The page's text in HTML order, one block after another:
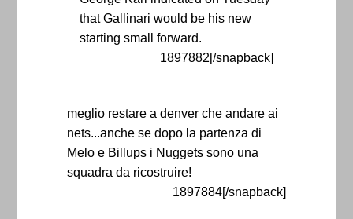
that Gallinari would be his new
starting small forward.
1897882[/snapback]
meglio restare a denver che andare ai
nets...anche se dopo la partenza di
Melo e Billups i Nuggets sono una
squadra da ricostruire!
1897884[/snapback]